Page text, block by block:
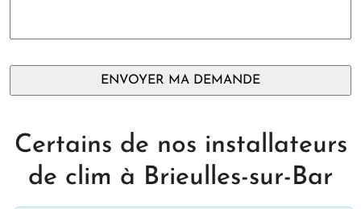
Certains de nos installateurs
de clim à Brieulles-sur-Bar